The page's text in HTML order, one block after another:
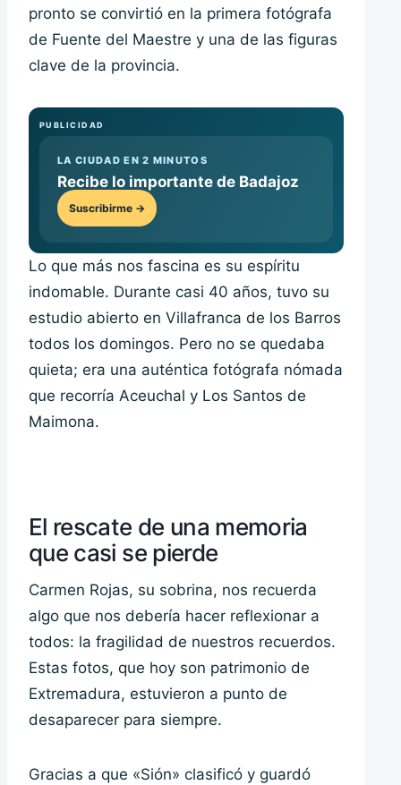
pronto se convirtió en la primera fotógrafa
de Fuente del Maestre y una de las figuras
clave de la provincia.
PUBLICIDAD
LA CIUDAD EN 2 MINUTOS
Recibe lo importante de Badajoz
Suscribirme →
Lo que más nos fascina es su espíritu
indomable. Durante casi 40 años, tuvo su
estudio abierto en Villafranca de los Barros
todos los domingos. Pero no se quedaba
quieta; era una auténtica fotógrafa nómada
que recorría Aceuchal y Los Santos de
Maimona.
El rescate de una memoria
que casi se pierde
Carmen Rojas, su sobrina, nos recuerda
algo que nos debería hacer reflexionar a
todos: la fragilidad de nuestros recuerdos.
Estas fotos, que hoy son patrimonio de
Extremadura, estuvieron a punto de
desaparecer para siempre.
Gracias a que «Sión» clasificó y guardó